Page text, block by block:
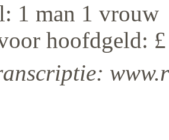
1 man 1 vrouw
hoofdgeld: